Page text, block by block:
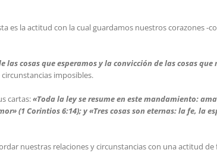
es la actitud con la cual guardamos nuestros corazones -
las cosas que esperamos y la convicción de las cosas que
imposibles.
cartas:«Toda la ley se resume en este mandamiento:
(1 Corintios 6:14); y «Tres cosas son eternas: la fe, la
nuestras relaciones y circunstancias con una actitud de